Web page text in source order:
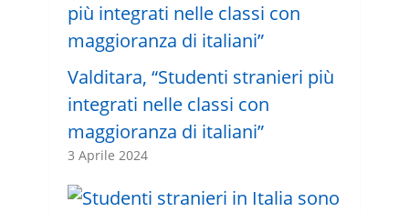
Valditara, “Studenti stranieri più
integrati nelle classi con
maggioranza di italiani”
3 Aprile 2024